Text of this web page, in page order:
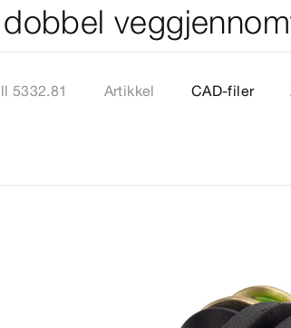
5332.81 Artikkel CAD-filer